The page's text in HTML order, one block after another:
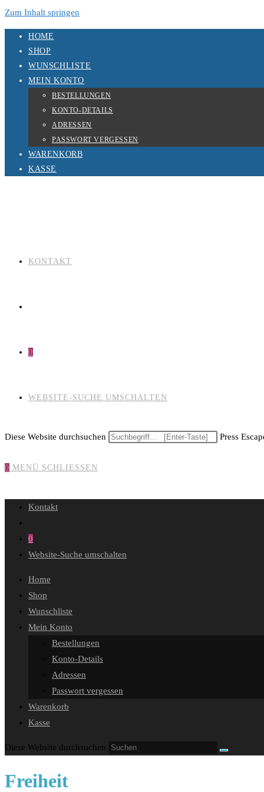
Zum Inhalt springen
HOME
SHOP
WUNSCHLISTE
MEIN KONTO
BESTELLUNGEN
KONTO-DETAILS
ADRESSEN
PASSWORT VERGESSEN
WARENKORB
KASSE
KONTAKT
0
WEBSITE-SUCHE UMSCHALTEN
Diese Website durchsuchen Press
0 MENÜ SCHLIESSEN
Kontakt
0
Website-Suche umschalten
Home
Shop
Wunschliste
Mein Konto
Bestellungen
Konto-Details
Adressen
Passwort vergessen
Warenkorb
Kasse
Diese Website durchsuchen
Freiheit